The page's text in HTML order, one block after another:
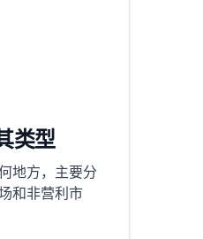
类型
地方，主要分
和非营利市